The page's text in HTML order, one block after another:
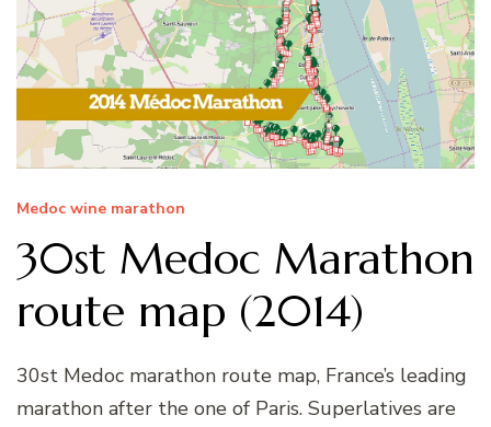
Medoc wine marathon
30st Medoc Marathon
route map (2014)
30st Medoc marathon route map, France’s leading
marathon after the one of Paris. Superlatives are